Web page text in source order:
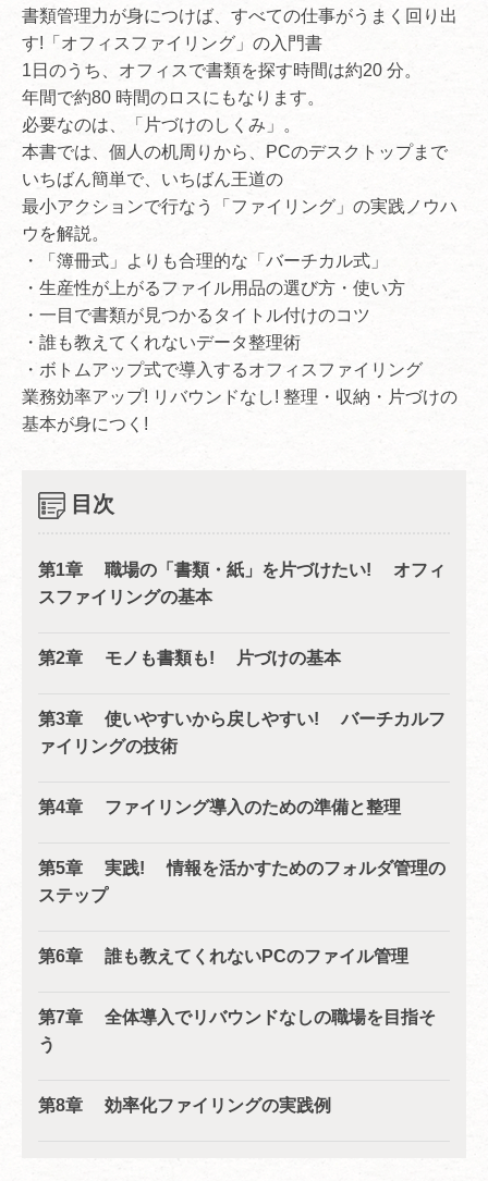
書類管理力が身につけば、すべての仕事がうまく回り出
す!「オフィスファイリング」の入門書
1日のうち、オフィスで書類を探す時間は約20 分。
年間で約80 時間のロスにもなります。
必要なのは、「片づけのしくみ」。
本書では、個人の机周りから、PCのデスクトップまで
いちばん簡単で、いちばん王道の
最小アクションで行なう「ファイリング」の実践ノウハ
ウを解説。
・「簿冊式」よりも合理的な「バーチカル式」
・生産性が上がるファイル用品の選び方・使い方
・一目で書類が見つかるタイトル付けのコツ
・誰も教えてくれないデータ整理術
・ボトムアップ式で導入するオフィスファイリング
業務効率アップ! リバウンドなし! 整理・収納・片づけの
基本が身につく!
目次
第1章 職場の「書類・紙」を片づけたい! オフィ
スファイリングの基本
第2章 モノも書類も! 片づけの基本
第3章 使いやすいから戻しやすい! バーチカルフ
ァイリングの技術
第4章 ファイリング導入のための準備と整理
第5章 実践! 情報を活かすためのフォルダ管理の
ステップ
第6章 誰も教えてくれないPCのファイル管理
第7章 全体導入でリバウンドなしの職場を目指そ
う
第8章 効率化ファイリングの実践例